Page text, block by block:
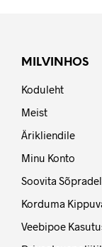
MILVINHOS
Koduleht
Meist
Ärikliendile
Minu Konto
Soovita
Korduma
Veebipoe